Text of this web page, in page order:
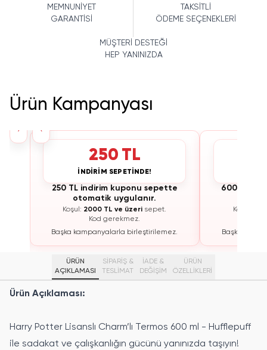
MEMNUNİYET
GARANTİSİ
TAKSİTLİ
ÖDEME SEÇENEKLERİ
MÜŞTERİ DESTEĞİ
HEP YANINIZDA
Ürün Kampanyası
‹
›
250 TL
İNDİRİM SEPETİNDE!
250 TL indirim kuponu sepette
otomatik uygulanır.
Koşul: 2000 TL ve üzeri sepet.
Kod gerekmez.
Başka kampanyalarla birleştirilemez.
600 TL
Koşul:
Başka
ÜRÜN
AÇIKLAMASI
SİPARİŞ &
TESLİMAT
İADE &
DEĞİŞİM
ÜRÜN
ÖZELLIKLERI
Ürün Açıklaması:
Harry Potter Lisanslı Charm’lı Termos 600 ml - Hufflepuff
ile sadakat ve çalışkanlığın gücünü yanınızda taşıyın!